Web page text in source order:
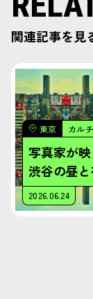
関連記事を見